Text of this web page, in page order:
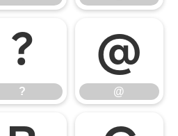
?
?
@
@